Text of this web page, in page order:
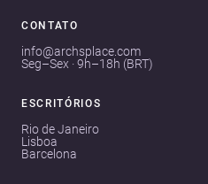
CONTATO
info@archsplace.com
Seg–Sex · 9h–18h (BRT)
ESCRITÓRIOS
Rio de Janeiro
Lisboa
Barcelona